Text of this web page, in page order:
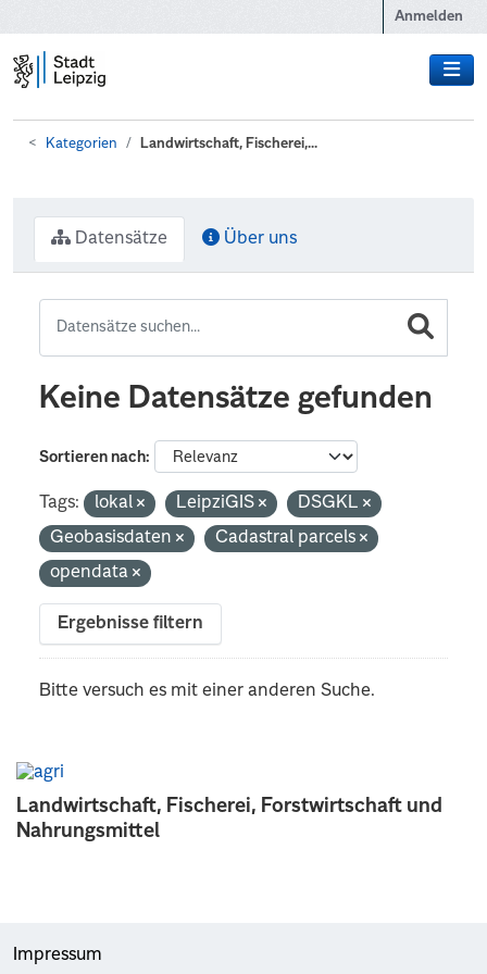
Anmelden
Kategorien Landwirtschaft, Fischerei,...
Landwirtschaft, Fischerei, Forstwirtschaft und
Nahrungsmittel
Datensätze Über uns
Keine Datensätze gefunden
Sortieren nach
Tags: lokal LeipziGIS
DSGKL
Geobasisdaten
Cadastral parcels
opendata
Ergebnisse filtern
Bitte versuch es mit einer anderen Suche.
Impressum